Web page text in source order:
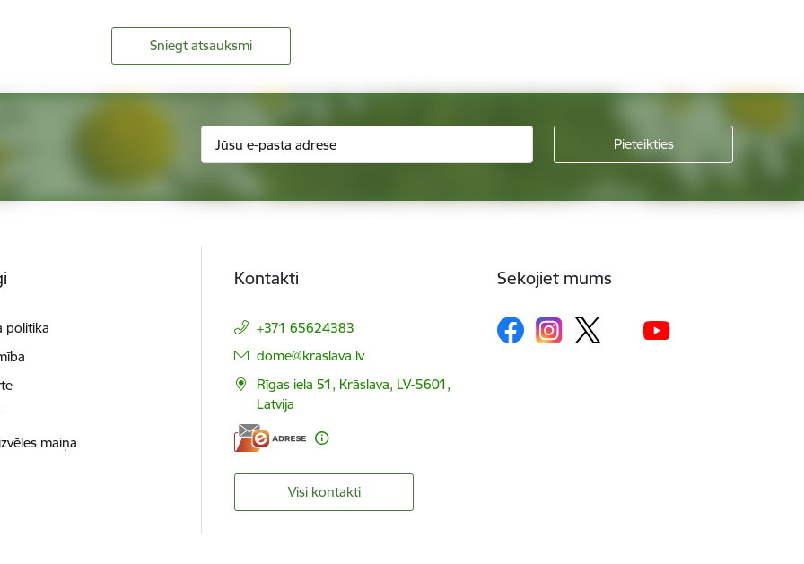
Sniegt atsauksmi
politika
maiņa
Kontakti
+371 65624383
E-pasts:
dome@kraslava.lv
Rīgas iela 51, Krāslava, LV-5601,
Latvija
Visi kontakti
Sekojiet mums